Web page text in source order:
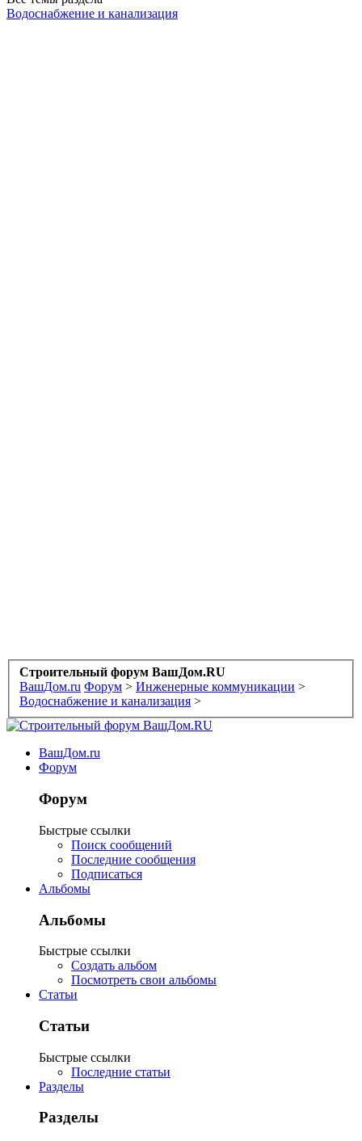
Водоснабжение и канализация
Строительный форум ВашДом.RU
ВашДом.ru Форум > Инженерные коммуникации >
Водоснабжение и канализация >
ВашДом.ru
Форум
Форум
Быстрые ссылки
Поиск сообщений
Последние сообщения
Подписаться
Альбомы
Альбомы
Быстрые ссылки
Создать альбом
Посмотреть свои альбомы
Статьи
Статьи
Быстрые ссылки
Последние статьи
Разделы
Разделы